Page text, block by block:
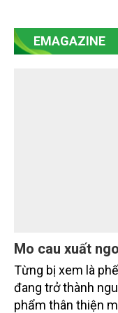
mạnh mẽ, thúc
minh bạch hóa
EMAGAZINE
Mo cau xuất
Từng bị xem là
đang trở thành
phẩm thân thiện